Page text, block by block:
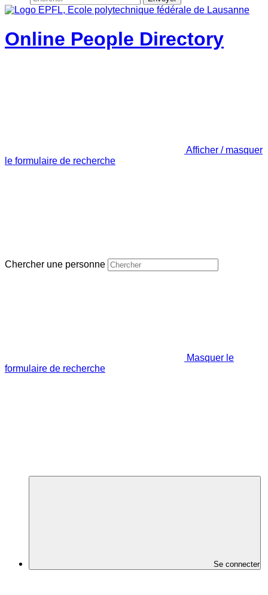
Online People Directory
Afficher / masquer
le formulaire de recherche
Chercher une personne
Masquer le
formulaire de recherche
Se connecter